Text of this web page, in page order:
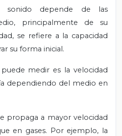
sonido depende de las
principalmente de su
se refiere a la capacidad
su forma inicial.
medir es la velocidad
dependiendo del medio en
propaga a mayor velocidad
en gases. Por ejemplo, la